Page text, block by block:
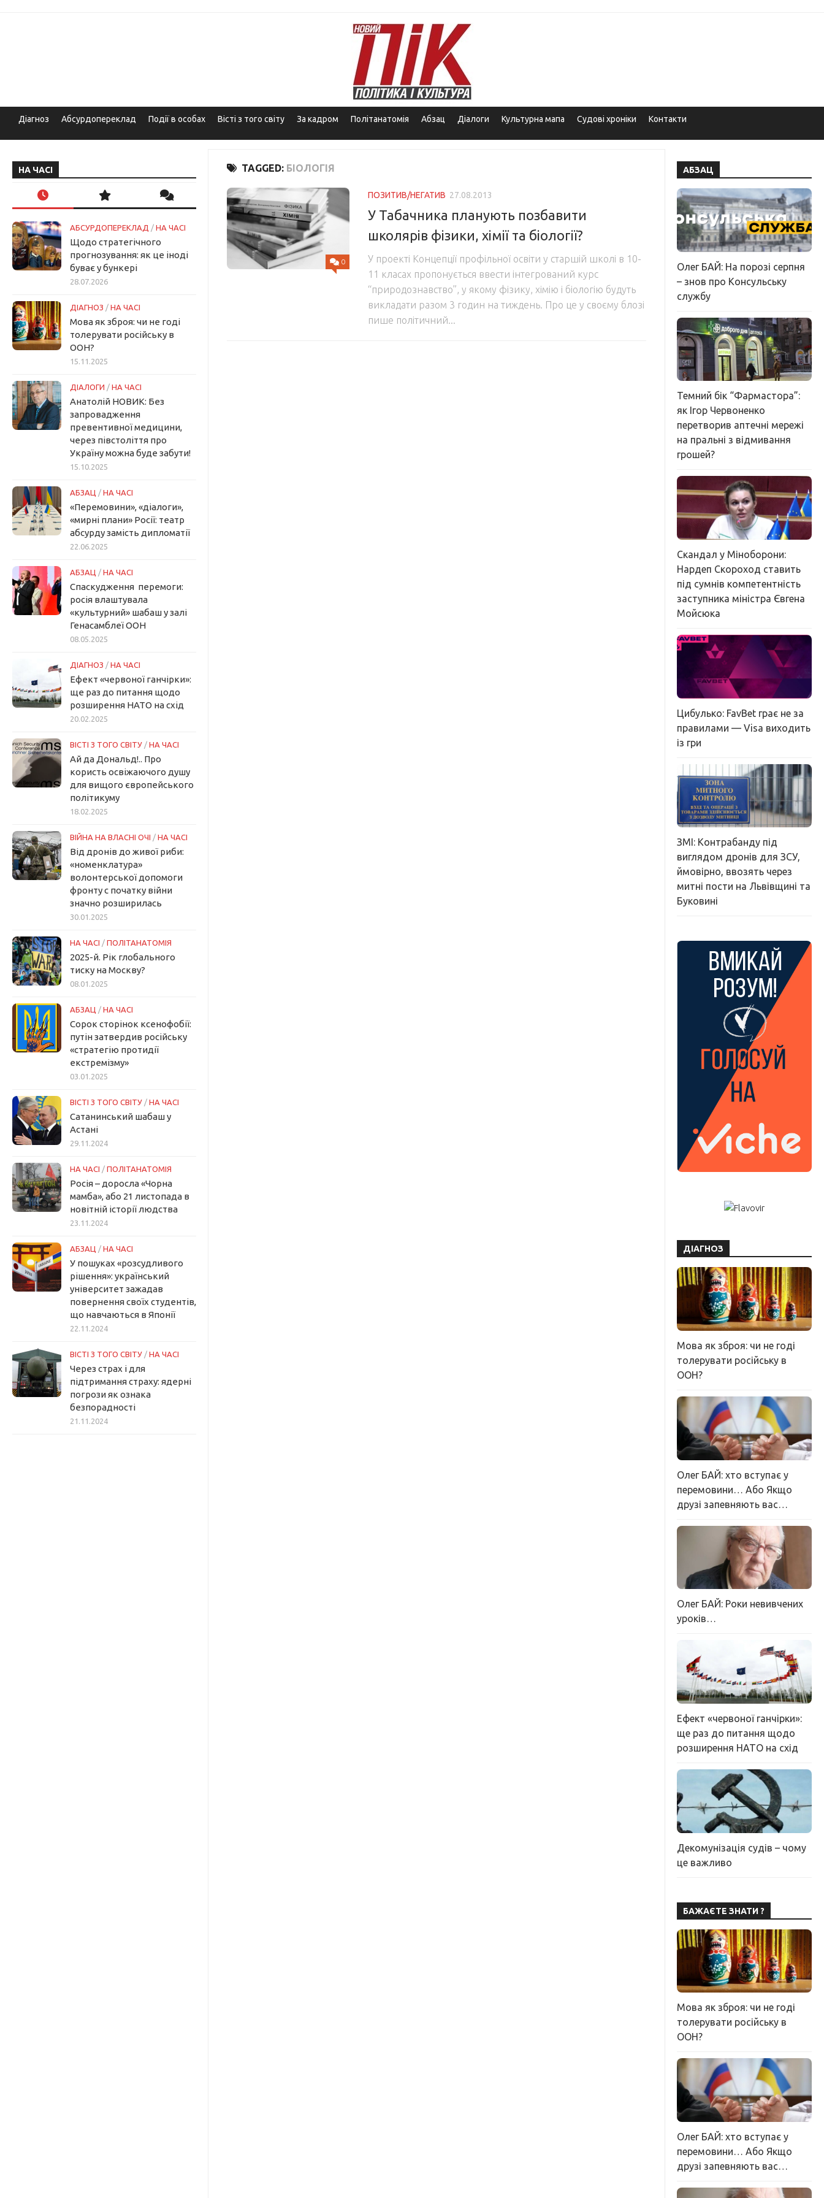
Діагноз Абсурдопереклад Події в особах Вісті з того світу За кадром Політанатомія Абзац Діалоги Культурна мапа Судові хроніки Контакти
TAGGED: БІОЛОГІЯ
0
ПОЗИТИВ/НЕГАТИВ 27.08.2013
У Табачника планують позбавити
школярів фізики, хімії та біології?
У проекті Концепції профільної освіти у старшій школі в 10-
11 класах пропонується ввести інтегрований курс
“природознавство”, у якому фізику, хімію і біологію будуть
викладати разом 3 годин на тиждень. Про це у своєму блозі
пише політичний...
НА ЧАСІ
АБСУРДОПЕРЕКЛАД / НА ЧАСІ
Щодо стратегічного
прогнозування: як це іноді
буває у бункері
28.07.2026
ДІАГНОЗ / НА ЧАСІ
Мова як зброя: чи не годі
толерувати російську в
ООН?
15.11.2025
ДІАЛОГИ / НА ЧАСІ
Анатолій НОВИК: Без
запровадження
превентивної медицини,
через півстоліття про
Україну можна буде забути!
15.10.2025
АБЗАЦ / НА ЧАСІ
«Перемовини», «діалоги»,
«мирні плани» Росії: театр
абсурду замість дипломатії
22.06.2025
АБЗАЦ / НА ЧАСІ
Спаскудження перемоги:
росія влаштувала
«культурний» шабаш у залі
Генасамблеї ООН
08.05.2025
ДІАГНОЗ / НА ЧАСІ
Ефект «червоної ганчірки»:
ще раз до питання щодо
розширення НАТО на схід
20.02.2025
ВІСТІ З ТОГО СВІТУ / НА ЧАСІ
Ай да Дональд!.. Про
користь освіжаючого душу
для вищого європейського
політикуму
18.02.2025
ВІЙНА НА ВЛАСНІ ОЧІ / НА ЧАСІ
Від дронів до живої риби:
«номенклатура»
волонтерської допомоги
фронту с початку війни
значно розширилась
30.01.2025
НА ЧАСІ / ПОЛІТАНАТОМІЯ
2025-й. Рік глобального
тиску на Москву?
08.01.2025
АБЗАЦ / НА ЧАСІ
Сорок сторінок ксенофобії:
путін затвердив російську
«стратегію протидії
екстремізму»
03.01.2025
ВІСТІ З ТОГО СВІТУ / НА ЧАСІ
Сатанинський шабаш у
Астані
29.11.2024
НА ЧАСІ / ПОЛІТАНАТОМІЯ
Росія – доросла «Чорна
мамба», або 21 листопада в
новітній історії людства
23.11.2024
АБЗАЦ / НА ЧАСІ
У пошуках «розсудливого
рішення»: український
університет зажадав
повернення своїх студентів,
що навчаються в Японії
22.11.2024
ВІСТІ З ТОГО СВІТУ / НА ЧАСІ
Через страх і для
підтримання страху: ядерні
погрози як ознака
безпорадності
21.11.2024
АБЗАЦ
Олег БАЙ: На порозі серпня
– знов про Консульську
службу
Темний бік “Фармастора”:
як Ігор Червоненко
перетворив аптечні мережі
на пральні з відмивання
грошей?
Скандал у Міноборони:
Нардеп Скороход ставить
під сумнів компетентність
заступника міністра Євгена
Мойсюка
Цибулько: FavBet грає не за
правилами — Visa виходить
із гри
ЗМІ: Контрабанду під
виглядом дронів для ЗСУ,
ймовірно, ввозять через
митні пости на Львівщині та
Буковині
ДІАГНОЗ
Мова як зброя: чи не годі
толерувати російську в
ООН?
Олег БАЙ: хто вступає у
перемовини… Або Якщо
друзі запевняють вас…
Олег БАЙ: Роки невивчених
уроків…
Ефект «червоної ганчірки»:
ще раз до питання щодо
розширення НАТО на схід
Декомунізація судів – чому
це важливо
БАЖАЄТЕ ЗНАТИ ?
Мова як зброя: чи не годі
толерувати російську в
ООН?
Олег БАЙ: хто вступає у
перемовини… Або Якщо
друзі запевняють вас…